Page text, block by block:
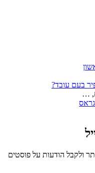
בעם עובד?
…
ולקבל הודעות על פוסטים